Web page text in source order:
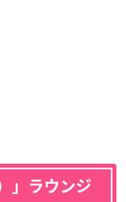
」ラウンジ